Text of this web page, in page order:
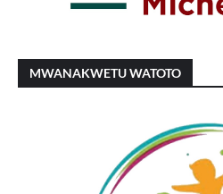
MWANAKWETU WATOTO